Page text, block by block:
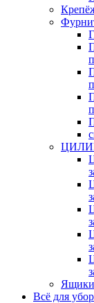
Всё для